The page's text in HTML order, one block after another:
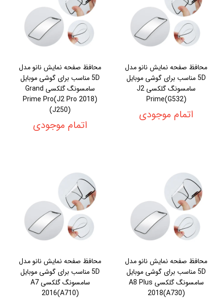
محافظ صفحه نمایش نانو مدل
5D مناسب برای گوشی موبایل
سامسونگ گلکسی J2
Prime(G532)
اتمام موجودی
محافظ صفحه نمایش نانو مدل
5D مناسب برای گوشی موبایل
سامسونگ گلکسی Grand
Prime Pro(J2 Pro 2018)
(J250)
اتمام موجودی
محافظ صفحه نمایش نانو مدل
5D مناسب برای گوشی موبایل
سامسونگ گلکسی A8 Plus
2018(A730)
محافظ صفحه نمایش نانو مدل
5D مناسب برای گوشی موبایل
سامسونگ گلکسی A7
2016(A710)